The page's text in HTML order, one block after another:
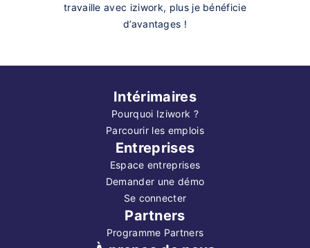
travaille avec iziwork, plus je bénéficie
d’avantages !
Intérimaires
Pourquoi Iziwork ?
Parcourir les emplois
Entreprises
Espace entreprises
Demander une démo
Se connecter
Partners
Programme Partners